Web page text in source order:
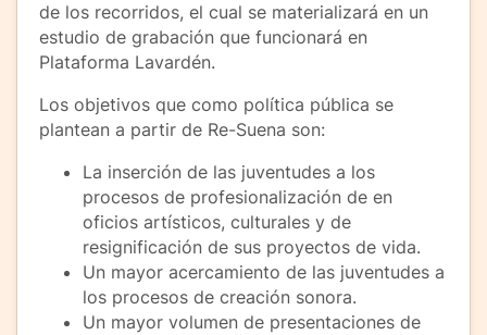
de los recorridos, el cual se materializará en un
estudio de grabación que funcionará en
Plataforma Lavardén.
Los objetivos que como política pública se
plantean a partir de Re-Suena son:
La inserción de las juventudes a los
procesos de profesionalización de en
oficios artísticos, culturales y de
resignificación de sus proyectos de vida.
Un mayor acercamiento de las juventudes a
los procesos de creación sonora.
Un mayor volumen de presentaciones de